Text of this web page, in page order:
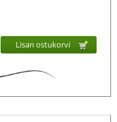
Lisan ostukorvi